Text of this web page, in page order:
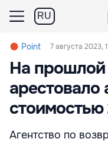
RU
Point 7 августа 2023,
На прошлой
арестовало
Агентство по